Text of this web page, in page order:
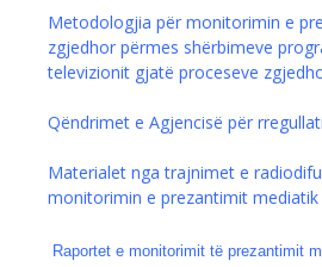
Metodologjia për monitorimin e
zgjedhor përmes shërbimeve
televizionit gjatë proceseve
Qëndrimet e Agjencisë për
Materialet nga trajnimet e
monitorimin e prezantimit
Raportet e monitorimit të prezantimit